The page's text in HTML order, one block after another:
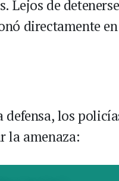
de
directamente
los
la amenaza: